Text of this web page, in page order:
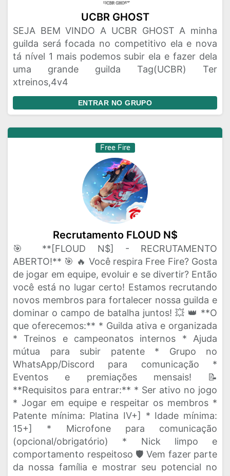
UCBR GHOST
SEJA BEM VINDO A UCBR GHOST A minha
guilda será focada no competitivo ela e nova
tá nível 1 mais podemos subir ela e fazer dela
uma grande guilda Tag(UCBR) Ter
xtreinos,4v4
ENTRAR NO GRUPO
Free Fire
Recrutamento FLOUD N$
🎯 **[FLOUD N$] - RECRUTAMENTO
ABERTO!** 🎯 🔥 Você respira Free Fire? Gosta
de jogar em equipe, evoluir e se divertir? Então
você está no lugar certo! Estamos recrutando
novos membros para fortalecer nossa guilda e
dominar o campo de batalha juntos! 💥 👑 **O
que oferecemos:** * Guilda ativa e organizada
* Treinos e campeonatos internos * Ajuda
mútua para subir patente * Grupo no
WhatsApp/Discord para comunicação *
Eventos e premiações mensais! 📝
**Requisitos para entrar:** * Ser ativo no jogo
* Jogar em equipe e respeitar os membros *
Patente mínima: Platina IV+] * Idade mínima:
15+] * Microfone para comunicação
(opcional/obrigatório) * Nick limpo e
comportamento respeitoso 🛡️ Vem fazer parte
da nossa família e mostrar seu potencial no